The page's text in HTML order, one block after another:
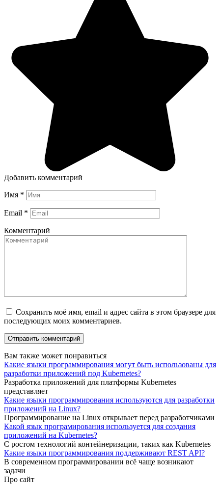
Добавить комментарий
Имя *
Email *
Комментарий
Сохранить моё имя, email и адрес сайта в этом браузере для
последующих моих комментариев.
Вам также может понравиться
Какие языки программирования могут быть использованы для
разработки приложений под Kubernetes?
Разработка приложений для платформы Kubernetes
представляет
Какие языки программирования используются для разработки
приложений на Linux?
Программирование на Linux открывает перед разработчиками
Какой язык програмирования используется для создания
приложений на Kubernetes?
С ростом технологий контейнеризации, таких как Kubernetes
Какие языки программирования поддерживают REST API?
В современном программировании всё чаще возникают
задачи
Про сайт